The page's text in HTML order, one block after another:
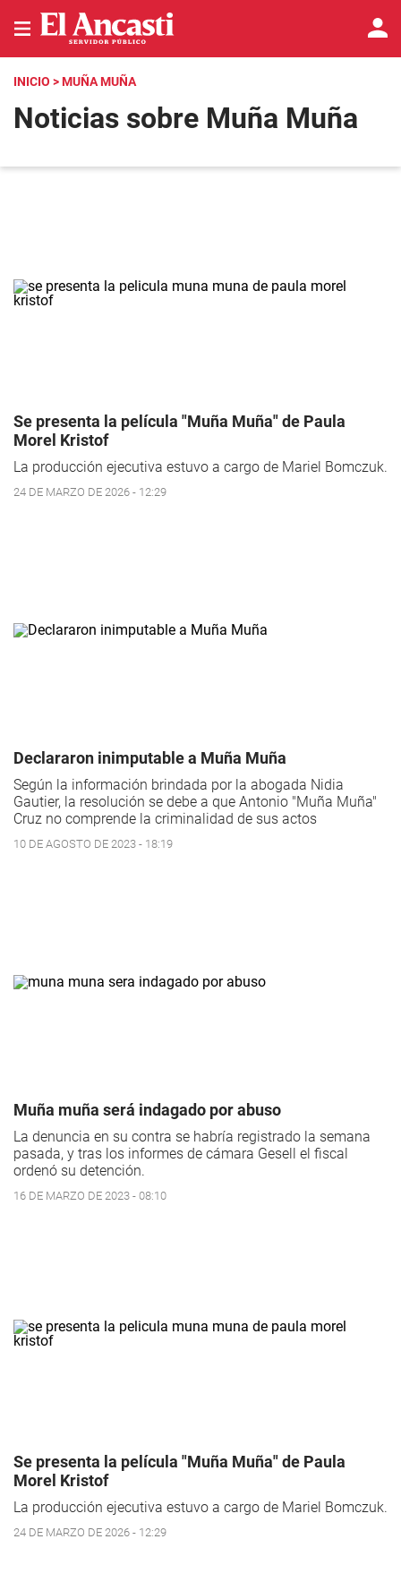
INICIO > MUÑA MUÑA
Noticias sobre Muña Muña
Se presenta la película "Muña Muña" de Paula
Morel Kristof
La producción ejecutiva estuvo a cargo de Mariel Bomczuk.
24 DE MARZO DE 2026 - 12:29
Declararon inimputable a Muña Muña
Según la información brindada por la abogada Nidia
Gautier, la resolución se debe a que Antonio "Muña Muña"
Cruz no comprende la criminalidad de sus actos
10 DE AGOSTO DE 2023 - 18:19
Muña muña será indagado por abuso
La denuncia en su contra se habría registrado la semana
pasada, y tras los informes de cámara Gesell el fiscal
ordenó su detención.
16 DE MARZO DE 2023 - 08:10
Se presenta la película "Muña Muña" de Paula
Morel Kristof
La producción ejecutiva estuvo a cargo de Mariel Bomczuk.
24 DE MARZO DE 2026 - 12:29